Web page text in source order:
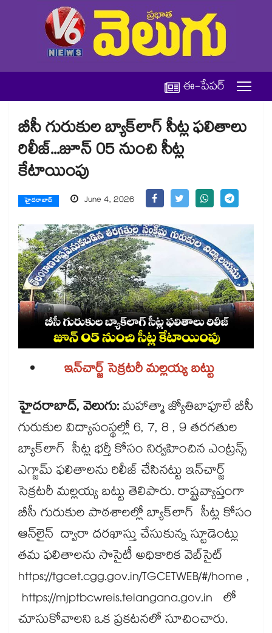
ఈ-పేపర్
బీసీ గురుకుల బ్యాక్‌‌లాగ్ సీట్ల ఫలితాలు
రిలీజ్...జూన్ 05 నుంచి సీట్ల
కేటాయింపు
హైదరాబాద్ June 4, 2026
ఇన్‌‌చార్జ్ సెక్రటరీ మల్లయ్య బట్టు
హైదరాబాద్, వెలుగు:మహాత్మా జ్యోతిబాఫూలే బీసీ
గురుకుల విద్యాసంస్థల్లో 6, 7, 8 , 9 తరగతుల
బ్యాక్‌‌లాగ్ సీట్ల భర్తీ కోసం నిర్వహించిన ఎంట్రన్స్
ఎగ్జామ్ ఫలితాలను రిలీజ్ చేసినట్టు ఇన్‌‌చార్జ్
సెక్రటరీ మల్లయ్య బట్టు తెలిపారు. రాష్ట్రవ్యాప్తంగా
బీసీ గురుకుల పాఠశాలల్లో బ్యాక్‌‌లాగ్ సీట్ల కోసం
ఆన్‌‌లైన్ ద్వారా దరఖాస్తు చేసుకున్న స్టూడెంట్లు
తమ ఫలితాలను సొసైటీ అధికారిక వెబ్‌‌సైట్
https://tgcet.cgg.gov.in/TGCETWEB/#/home ,
https://mjptbcwreis.telangana.gov.in లో
చూసుకోవాలని ఒక ప్రకటనలో సూచించారు.